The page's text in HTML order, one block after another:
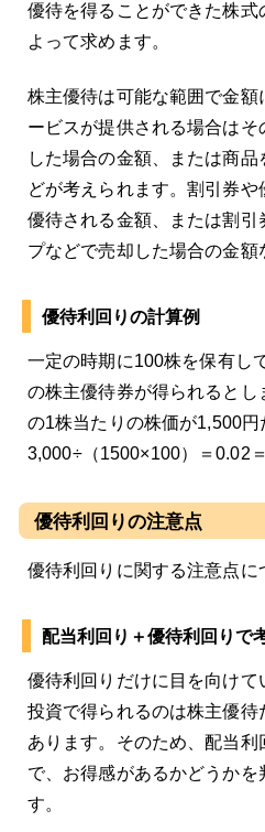
優待を得ることができた株式
よって求めます。
株主優待は可能な範囲で金額
ービスが提供される場合はそ
した場合の金額、または商
どが考えられます。割引券や
優待される金額、または割引
プなどで売却した場合の金額
優待利回りの計算例
一定の時期に100株を保有し
の株主優待券が得られると
の1株当たりの株価が1,500円
3,000÷（1500×100）＝0.02
優待利回りの注意点
優待利回りに関する注意点に
配当利回り＋優待利回りで
優待利回りだけに目を向け
投資で得られるのは株主優待
あります。そのため、配当
で、お得感があるかどうかを
す。